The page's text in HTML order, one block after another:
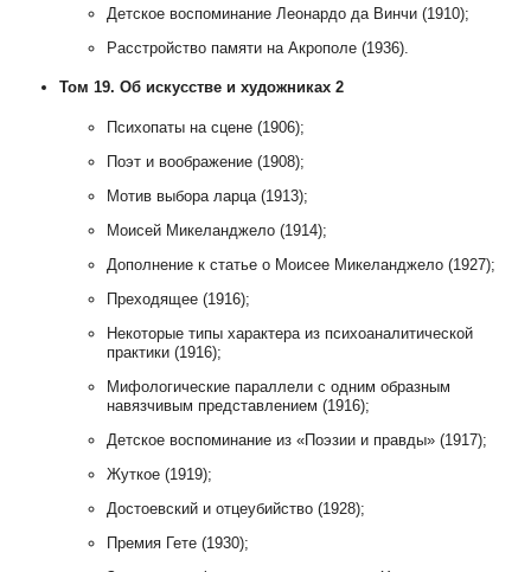
Детское воспоминание Леонардо да Винчи (1910);
Расстройство памяти на Акрополе (1936).
Том 19. Об искусстве и художниках 2
Психопаты на сцене (1906);
Поэт и воображение (1908);
Мотив выбора ларца (1913);
Моисей Микеланджело (1914);
Дополнение к статье о Моисее Микеланджело (1927);
Преходящее (1916);
Некоторые типы характера из психоаналитической
практики (1916);
Мифологические параллели с одним образным
навязчивым представлением (1916);
Детское воспоминание из «Поэзии и правды» (1917);
Жуткое (1919);
Достоевский и отцеубийство (1928);
Премия Гете (1930);